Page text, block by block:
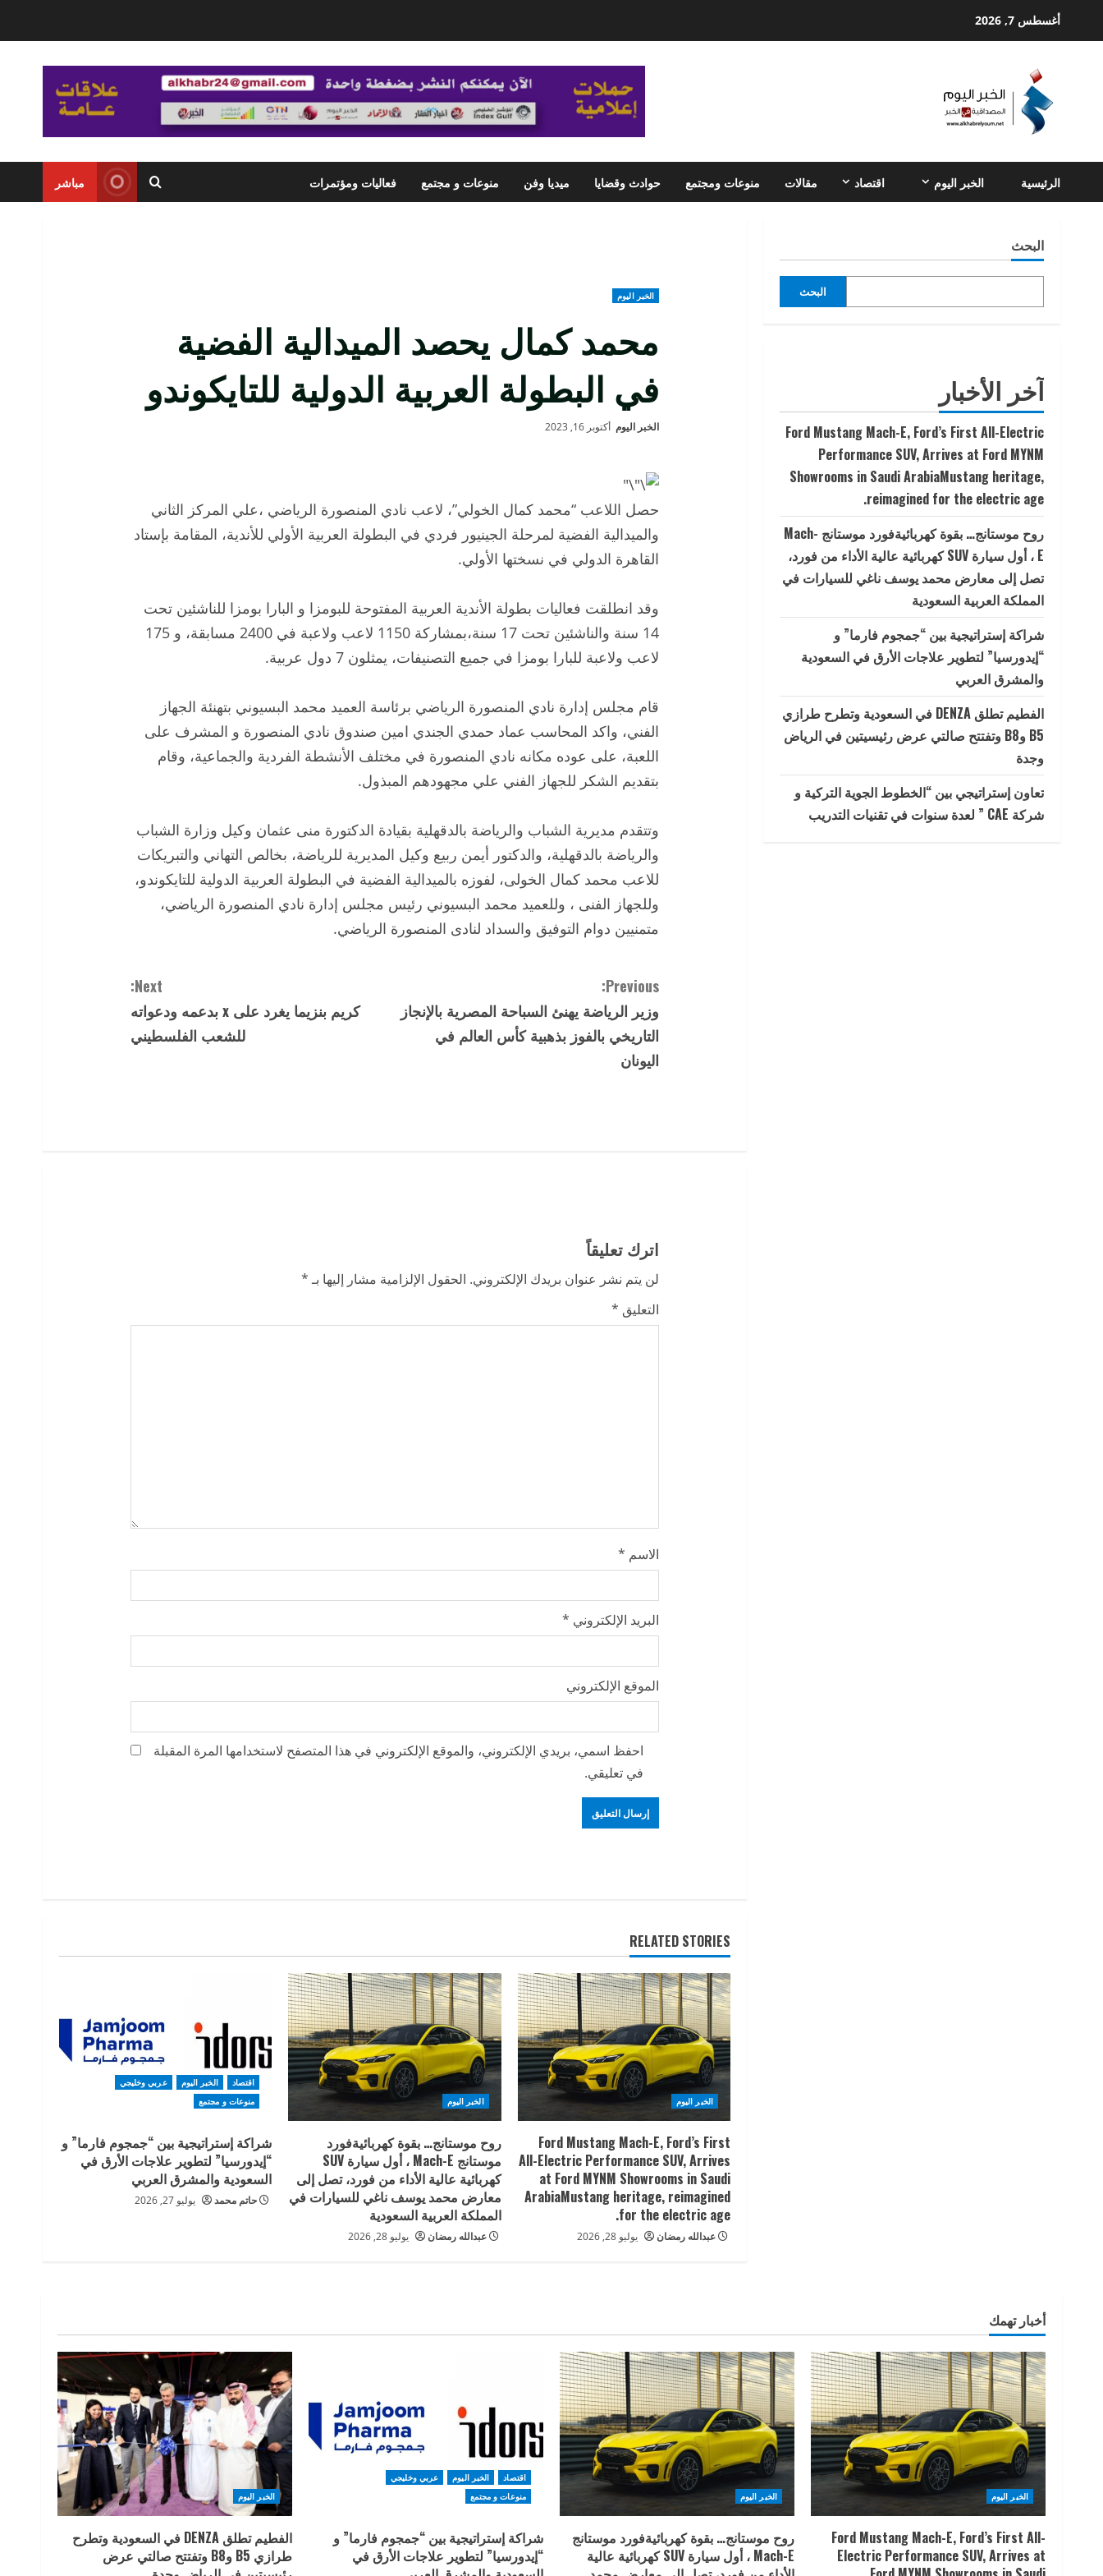
أغسطس 7, 2026
الرئيسية الخبر اليوم اقتصاد مقالات منوعات ومجتمع حوادث وقضايا ميديا وفن منوعات و مجتمع فعاليات ومؤتمرات مباشر
الخبر اليوم
محمد كمال يحصد الميدالية الفضية
في البطولة العربية الدولية للتايكوندو
الخبر اليوم أكتوبر 16, 2023
حصل اللاعب “محمد كمال الخولي”، لاعب نادي المنصورة الرياضي ،علي المركز الثاني
والميدالية الفضية لمرحلة الجينيور فردي في البطولة العربية الأولي للأندية، المقامة بإستاد
القاهرة الدولي في نسختها الأولي.
وقد انطلقت فعاليات بطولة الأندية العربية المفتوحة للبومزا و البارا بومزا للناشئين تحت
14 سنة والناشئين تحت 17 سنة،بمشاركة 1150 لاعب ولاعبة في 2400 مسابقة، و 175
لاعب ولاعبة للبارا بومزا في جميع التصنيفات، يمثلون 7 دول عربية.
قام مجلس إدارة نادي المنصورة الرياضي برئاسة العميد محمد البسيوني بتهنئة الجهاز
الفني، واكد المحاسب عماد حمدي الجندي امين صندوق نادي المنصورة و المشرف على
اللعبة، على عوده مكانه نادي المنصورة في مختلف الأنشطة الفردية والجماعية، وقام
بتقديم الشكر للجهاز الفني علي مجهودهم المبذول.
وتتقدم مديرية الشباب والرياضة بالدقهلية بقيادة الدكتورة منى عثمان وكيل وزارة الشباب
والرياضة بالدقهلية، والدكتور أيمن ربيع وكيل المديرية للرياضة، بخالص التهاني والتبريكات
للاعب محمد كمال الخولى، لفوزه بالميدالية الفضية في البطولة العربية الدولية للتايكوندو،
وللجهاز الفنى ، وللعميد محمد البسيوني رئيس مجلس إدارة نادي المنصورة الرياضي،
متمنيين دوام التوفيق والسداد لنادى المنصورة الرياضي.
C
o
n
R
e
a
Previous:
وزير الرياضة يهنئ السباحة المصرية بالإنجاز
التاريخي بالفوز بذهبية كأس العالم في
اليونان
Next:
كريم بنزيما يغرد على x بدعمه ودعواته
للشعب الفلسطيني
اترك تعليقاً
لن يتم نشر عنوان بريدك الإلكتروني. الحقول الإلزامية مشار إليها بـ*
التعليق *
الاسم *
البريد الإلكتروني *
الموقع الإلكتروني
احفظ اسمي، بريدي الإلكتروني، والموقع الإلكتروني في هذا المتصفح لاستخدامها المرة المقبلة
في تعليقي.
RELATED STORIES
الخبر اليوم
Ford Mustang Mach-E, Ford’s First
All-Electric Performance SUV, Arrives
at Ford MYNM Showrooms in Saudi
ArabiaMustang heritage, reimagined
for the electric age.
عبدالله رمضان يوليو 28, 2026
الخبر اليوم
روح موستانج… بقوة كهربائيةفورد
موستانج Mach-E ، أول سيارة SUV
كهربائية عالية الأداء من فورد، تصل إلى
معارض محمد يوسف ناغي للسيارات في
المملكة العربية السعودية
عبدالله رمضان يوليو 28, 2026
اقتصاد الخبر اليوم
عربي وخليجي
منوعات و مجتمع
شراكة إستراتيجية بين “جمجوم فارما” و
“إيدورسيا” لتطوير علاجات الأرق في
السعودية والمشرق العربي
حاتم محمد يوليو 27, 2026
البحث
البحث
آخر الأخبار
Ford Mustang Mach-E, Ford’s First All-Electric
Performance SUV, Arrives at Ford MYNM
Showrooms in Saudi ArabiaMustang heritage,
reimagined for the electric age.
روح موستانج… بقوة كهربائيةفورد موستانج Mach-
E ، أول سيارة SUV كهربائية عالية الأداء من فورد،
تصل إلى معارض محمد يوسف ناغي للسيارات في
المملكة العربية السعودية
شراكة إستراتيجية بين “جمجوم فارما” و
“إيدورسيا” لتطوير علاجات الأرق في السعودية
والمشرق العربي
الفطيم تطلق DENZA في السعودية وتطرح طرازي
B5 وB8 وتفتتح صالتي عرض رئيسيتين في الرياض
وجدة
تعاون إستراتيجي بين “الخطوط الجوية التركية و
شركة CAE ” لعدة سنوات في تقنيات التدريب
أخبار تهمك
الخبر اليوم
Ford Mustang Mach-E, Ford’s First All-
Electric Performance SUV, Arrives at
الخبر اليوم
روح موستانج… بقوة كهربائيةفورد موستانج
Mach-E ، أول سيارة SUV كهربائية عالية
اقتصاد الخبر اليوم
عربي وخليجي
منوعات و مجتمع
شراكة إستراتيجية بين “جمجوم فارما” و
“إيدورسيا” لتطوير علاجات الأرق في
الخبر اليوم
الفطيم تطلق DENZA في السعودية وتطرح
طرازي B5 وB8 وتفتتح صالتي عرض